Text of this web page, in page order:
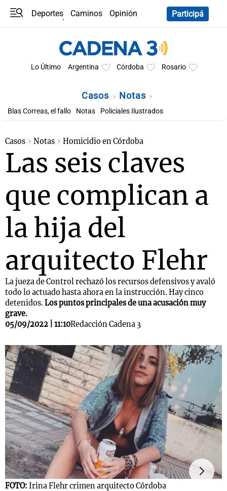
Deportes Caminos
Opinión
Participá
Lo Último Argentina Córdoba Rosario
Casos Notas
Blas Correas, el fallo Notas Policiales Ilustrados
Casos Notas Homicidio en Córdoba
Las seis claves
que complican a
la hija del
arquitecto Flehr
La jueza de Control rechazó los recursos defensivos y avaló
todo lo actuado hasta ahora en la instrucción. Hay cinco
detenidos. Los puntos principales de una acusación muy
grave.
05/09/2022 | 11:10Redacción Cadena 3
FOTO: Irina Flehr crimen arquitecto Córdoba